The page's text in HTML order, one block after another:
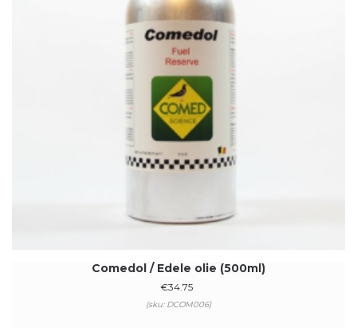
Comedol / Edele olie (500ml)
€34.75
(sku: DCOM006)